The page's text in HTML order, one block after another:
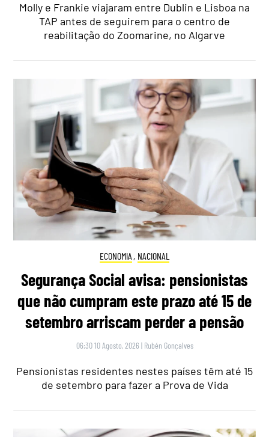
Molly e Frankie viajaram entre Dublin e Lisboa na
TAP antes de seguirem para o centro de
reabilitação do Zoomarine, no Algarve
ECONOMIA , NACIONAL
Segurança Social avisa: pensionistas
que não cumpram este prazo até 15 de
setembro arriscam perder a pensão
06:30 10 Agosto, 2026 | Rubén Gonçalves
Pensionistas residentes nestes países têm até 15
de setembro para fazer a Prova de Vida